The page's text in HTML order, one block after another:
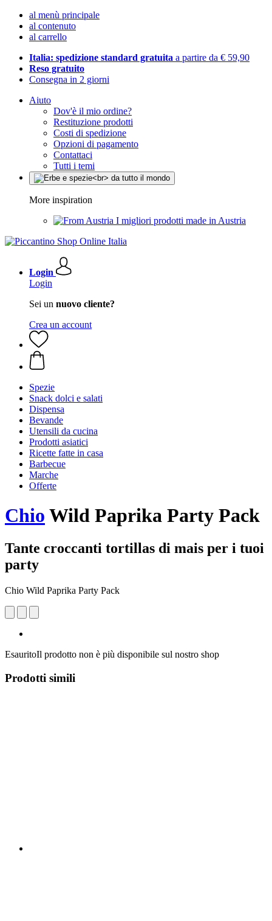
al menù principale
al contenuto
al carrello
Italia: spedizione standard gratuita a partire da € 59,90
Reso gratuito
Consegna in 2 giorni
Aiuto
Dov'è il mio ordine?
Restituzione prodotti
Costi di spedizione
Opzioni di pagamento
Contattaci
Tutti i temi
More inspiration
I migliori prodotti made in Austria
Login
Login
Sei un nuovo cliente?
Crea un account
Spezie
Snack dolci e salati
Dispensa
Bevande
Utensili da cucina
Prodotti asiatici
Ricette fatte in casa
Barbecue
Marche
Offerte
Chio Wild Paprika Party Pack
Tante croccanti tortillas di mais per i tuoi
party
Chio Wild Paprika Party Pack
EsauritoIl prodotto non è più disponibile sul nostro shop
Prodotti simili